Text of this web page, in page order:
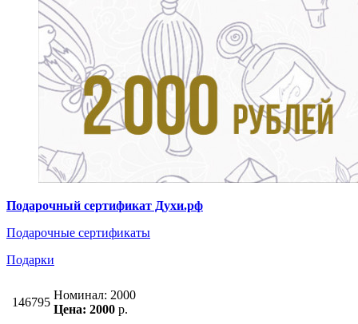
Подарочный сертификат Духи.рф
Подарочные сертификаты
Подарки
146795
Номинал: 2000
Цена: 2000 р.